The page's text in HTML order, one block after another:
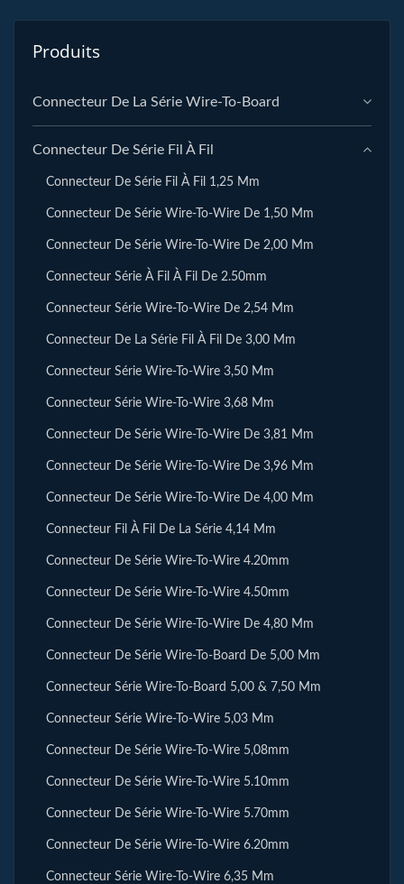
Produits
Connecteur De La Série Wire-To-Board
Connecteur De Série Fil À Fil
Connecteur De Série Fil À Fil 1,25 Mm
Connecteur De Série Wire-To-Wire De 1,50 Mm
Connecteur De Série Wire-To-Wire De 2,00 Mm
Connecteur Série À Fil À Fil De 2.50mm
Connecteur Série Wire-To-Wire De 2,54 Mm
Connecteur De La Série Fil À Fil De 3,00 Mm
Connecteur Série Wire-To-Wire 3,50 Mm
Connecteur Série Wire-To-Wire 3,68 Mm
Connecteur De Série Wire-To-Wire De 3,81 Mm
Connecteur De Série Wire-To-Wire De 3,96 Mm
Connecteur De Série Wire-To-Wire De 4,00 Mm
Connecteur Fil À Fil De La Série 4,14 Mm
Connecteur De Série Wire-To-Wire 4.20mm
Connecteur De Série Wire-To-Wire 4.50mm
Connecteur De Série Wire-To-Wire De 4,80 Mm
Connecteur De Série Wire-To-Board De 5,00 Mm
Connecteur Série Wire-To-Board 5,00 & 7,50 Mm
Connecteur Série Wire-To-Wire 5,03 Mm
Connecteur De Série Wire-To-Wire 5,08mm
Connecteur De Série Wire-To-Wire 5.10mm
Connecteur De Série Wire-To-Wire 5.70mm
Connecteur De Série Wire-To-Wire 6.20mm
Connecteur Série Wire-To-Wire 6,35 Mm